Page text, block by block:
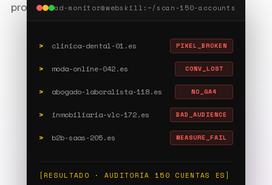
profesional no es inversión: es apuesta.
ad-monitor@webskill:~/scan-150-accounts
> clinica-dental-01.es PIXEL_BROKEN
> moda-online-042.es CONV_LOST
> abogado-laboralista-118.es NO_GA4
> inmobiliaria-vlc-172.es BAD_AUDIENCE
> b2b-saas-205.es MEASURE_FAIL
[RESULTADO · AUDITORÍA 150 CUENTAS ES]